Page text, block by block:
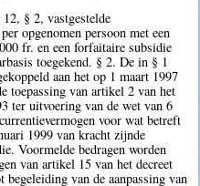
§ 2, vastgestelde
opgenomen persoon met een
fr. en een forfaitaire subsidie
toegekend. § 2. De in § 1
aan het op 1 maart 1997
toepassing van artikel 2 van het
ter uitvoering van de wet van 6
voor wat betreft
1999 van kracht zijnde
Voormelde bedragen worden
van artikel 15 van het decreet
van de aanpassing van